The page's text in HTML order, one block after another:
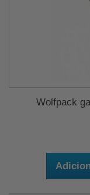
Wolfpack